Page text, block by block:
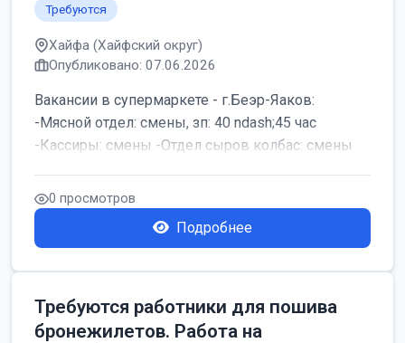
Требуются
Хайфа (Хайфский округ)
Опубликовано: 07.06.2026
Вакансии в супермаркете - г.Беэр-Яаков:
-Мясной отдел: смены, зп: 40 ndash;45 час
-Кассиры: смены -Отдел сыров колбас: смены
0 просмотров
Подробнее
Требуются работники для пошива
бронежилетов. Работа на